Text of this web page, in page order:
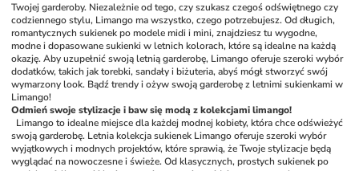
Twojej garderoby. Niezależnie od tego, czy szukasz czegoś odświętnego czy
codziennego stylu, Limango ma wszystko, czego potrzebujesz. Od długich,
romantycznych sukienek po modele midi i mini, znajdziesz tu wygodne,
modne i dopasowane sukienki w letnich kolorach, które są idealne na każdą
okazję. Aby uzupełnić swoją letnią garderobę, Limango oferuje szeroki wybór
dodatków, takich jak torebki, sandały i biżuteria, abyś mógł stworzyć swój
wymarzony look. Bądź trendy i ożyw swoją garderobę z letnimi sukienkami w
Limango!
Odmień swoje stylizacje i baw się modą z kolekcjami limango!
Limango to idealne miejsce dla każdej modnej kobiety, która chce odświeżyć
swoją garderobę. Letnia kolekcja sukienek Limango oferuje szeroki wybór
wyjątkowych i modnych projektów, które sprawią, że Twoje stylizacje będą
wyglądać na nowoczesne i świeże. Od klasycznych, prostych sukienek po